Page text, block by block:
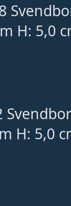
H: 5,0
H: 5,0